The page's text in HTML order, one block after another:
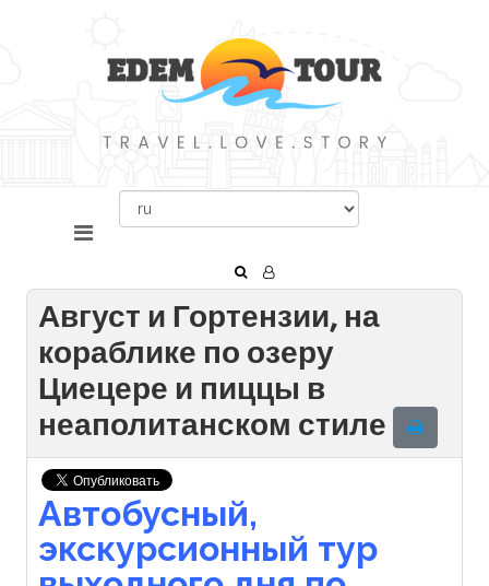
Август и Гортензии, на
кораблике по озеру
Циецере и пиццы в
неаполитанском стиле
Автобусный,
экскурсионный тур